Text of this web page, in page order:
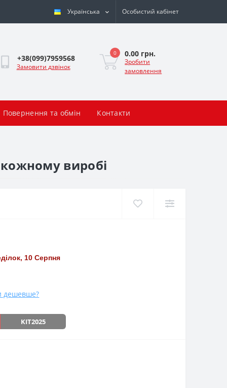
Українська Особистий кабінет
+38(099)7959568
Замовити дзвінок
0 0.00 грн.
Зробити
замовлення
Повернення та обмін Контакти
виробі
10 Серпня
дешевше?
KIT2025